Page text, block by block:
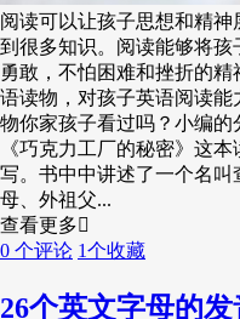
阅读可以让孩子思想和精
到很多知识。阅读能够将
勇敢，不怕困难和挫折的
语读物，对孩子英语阅读
物你家孩子看过吗？小编
《巧克力工厂的秘密》这
写。书中中讲述了一个名
母、外祖父...
查看更多
0 个评论 1个收藏
26个英文字母的